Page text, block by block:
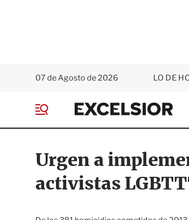
07 de Agosto de 2026 LO DE
E
x
e
i
o
r
e
Urgen a
activistas